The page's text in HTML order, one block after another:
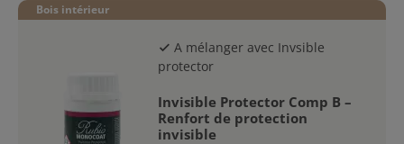
Bois intérieur
check A mélanger avec Invsible
protector
Invisible Protector Comp B –
Renfort de protection
invisible